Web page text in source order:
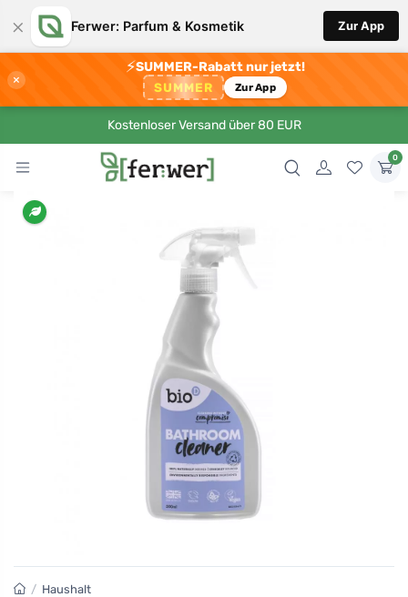
× Ferwer: Parfum & Kosmetik Zur App
×
⚡SUMMER-Rabatt nur jetzt!
SUMMER Zur App
Kostenloser Versand über 80 EUR
0
/ Haushalt